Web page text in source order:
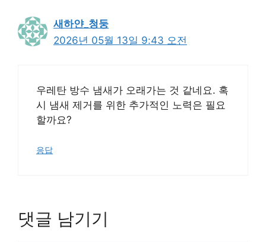
새하얀_청둥
2026년 05월 13일 9:43 오전
우레탄 방수 냄새가 오래가는 것 같네요. 혹
시 냄새 제거를 위한 추가적인 노력은 필요
할까요?
응답
댓글 남기기